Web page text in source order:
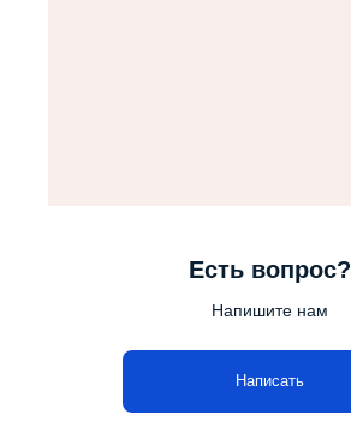
Есть вопрос?
Напишите нам
Написать